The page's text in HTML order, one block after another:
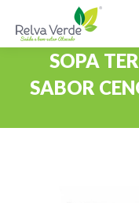
SOPA
SABOR